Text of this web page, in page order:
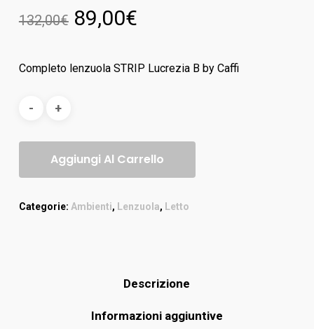
132,00€ 89,00€
Completo lenzuola STRIP Lucrezia B by Caffi
Aggiungi Al Carrello
Categorie: Ambienti, Lenzuola, Letto
Descrizione
Informazioni aggiuntive